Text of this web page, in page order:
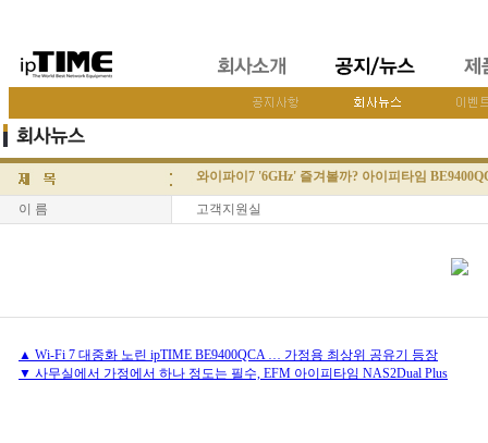
와이파이7 '6GHz' 즐겨볼까? 아이피타임
이 름 고객지원실
▲ Wi-Fi 7 대중화 노린 ipTIME BE9400QCA … 가정용 최상위 공유기 등장
▼ 사무실에서 가정에서 하나 정도는 필수, EFM 아이피타임 NAS2Dual Plus